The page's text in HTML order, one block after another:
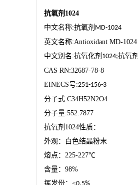
抗氧剂 1024
中文名称:抗氧剂 MD-1024
英文名称:Antioxidant MD-1024
中文别名 :抗氧化剂 1024;抗氧剂
CAS RN:32687-78-8
EINECS号:251-156-3
分子式:C34H52N2O4
分子量:552.7877
抗氧剂 1024性质：
外观：白色结晶粉末
熔点： 225-227℃
含量： 98%
挥发份： ≤